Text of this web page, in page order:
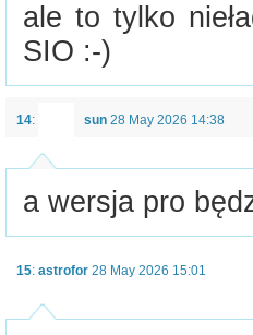
ale to tylko
SIO :-)
14: sun 28 May 2026 14:38
a wersja pro
15: astrofor 28 May 2026 15:01